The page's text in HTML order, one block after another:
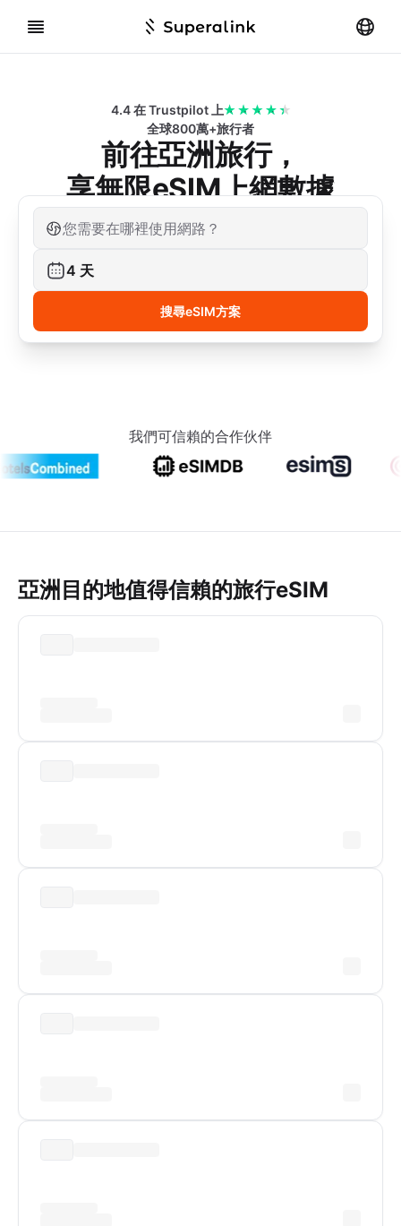
4.4 在 Trustpilot 上
全球800萬+旅行者
前往亞洲旅行，
享無限eSIM上網數據
您需要在哪裡使用網路？
4 天
搜尋eSIM方案
我們可信賴的合作伙伴
亞洲目的地值得信賴的旅行eSIM